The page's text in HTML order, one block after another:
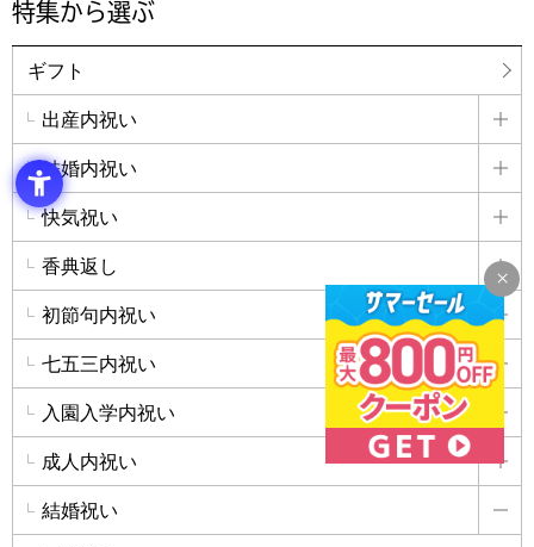
特集から選ぶ
ギフト
出産内祝い
詳
結婚内祝い
詳
快気祝い
詳
香典返し
詳
初節句内祝い
詳
七五三内祝い
詳
入園入学内祝い
成人内祝い
詳
結婚祝い